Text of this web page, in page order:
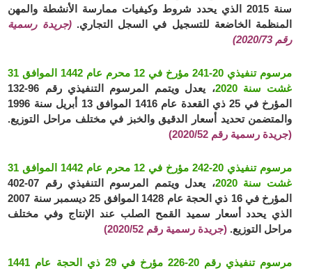
سنة 2015 الذي يحدد شروط وكيفيات ممارسة الأنشطة والمهن
المنظمة الخاضعة للتسجيل في السجل التجاري.(جريدة رسمية
رقم 2020/73)
مرسوم تنفيذي 20-241 مؤرخ في 12 محرم عام 1442 الموافق 31
غشت سنة 2020
، يعدل ويتمم المرسوم التنفيذي رقم 96-132
المؤرخ في 25 ذي القعدة عام 1416 الموافق 13 أبريل سنة 1996
والمتضمن تحديد أسعار الدقيق والخبز في مختلف مراحل التوزيع.
(جريدة رسمية رقم 2020/52)
مرسوم تنفيذي 20-242 مؤرخ في 12 محرم عام 1442 الموافق 31
غشت سنة 2020
، يعدل ويتمم المرسوم التنفيذي رقم 07-402
المؤرخ في 16 ذي الحجة عام 1428 الموافق 25 ديسمبر سنة 2007
الذي يحدد أسعار سميد القمح الصلب عند الإنتاج وفي مختلف
مراحل التوزيع. (جريدة رسمية رقم 2020/52)
مرسوم تنفيذي رقم 20-226 مؤرخ في 29 ذي الحجة عام 1441